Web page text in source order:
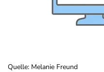
Quelle: Melanie Freund